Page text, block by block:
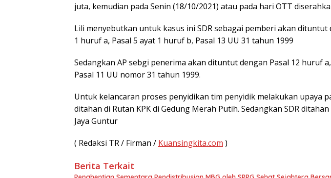
juta, kemudian pada Senin (18/10/2021) atau pada hari OTT
Lili menyebutkan untuk kasus ini SDR sebagai pemberi akan dituntut
1 huruf a, Pasal 5 ayat 1 huruf b, Pasal 13 UU 31 tahun 1999
Sedangkan AP sebgi penerima akan dituntut dengan Pasal 12 huruf
Pasal 11 UU nomor 31 tahun 1999.
Untuk kelancaran proses penyidikan tim penyidik melakukan upaya
ditahan di Rutan KPK di Gedung Merah Putih. Sedangkan SDR ditahan
Jaya Guntur
( Redaksi TR / Firman / Kuansingkita.com )
Berita Terkait